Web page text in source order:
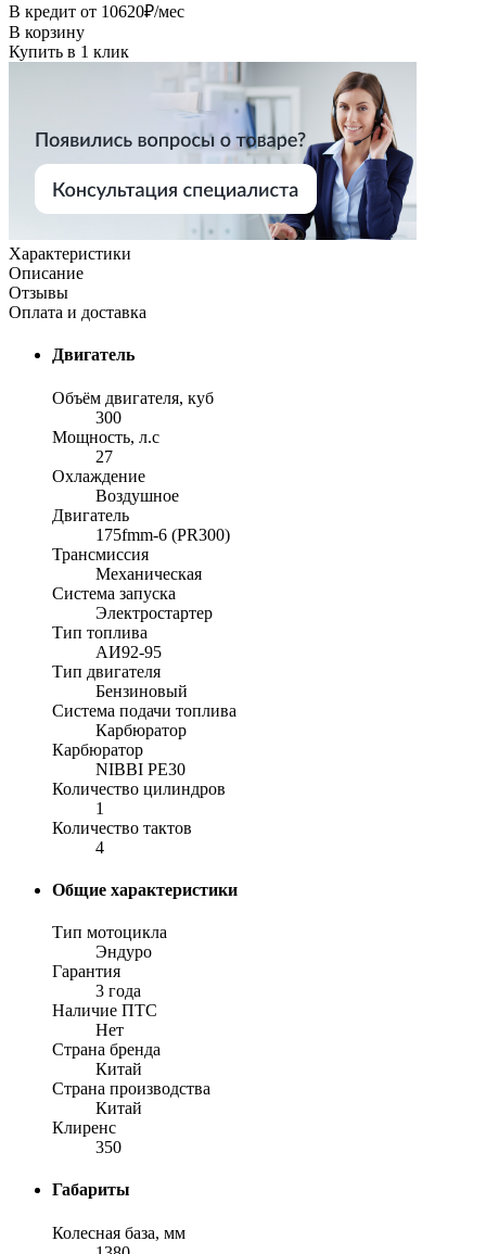
В кредит от 10620₽/мес
В корзину
Купить в 1 клик
Характеристики
Описание
Отзывы
Оплата и доставка
Двигатель
Объём двигателя, куб
300
Мощность, л.с
27
Охлаждение
Воздушное
Двигатель
175fmm-6 (PR300)
Трансмиссия
Механическая
Система запуска
Электростартер
Тип топлива
АИ92-95
Тип двигателя
Бензиновый
Система подачи топлива
Карбюратор
Карбюратор
NIBBI PE30
Количество цилиндров
1
Количество тактов
4
Общие характеристики
Тип мотоцикла
Эндуро
Гарантия
3 года
Наличие ПТС
Нет
Страна бренда
Китай
Страна производства
Китай
Клиренс
350
Габариты
Колесная база, мм